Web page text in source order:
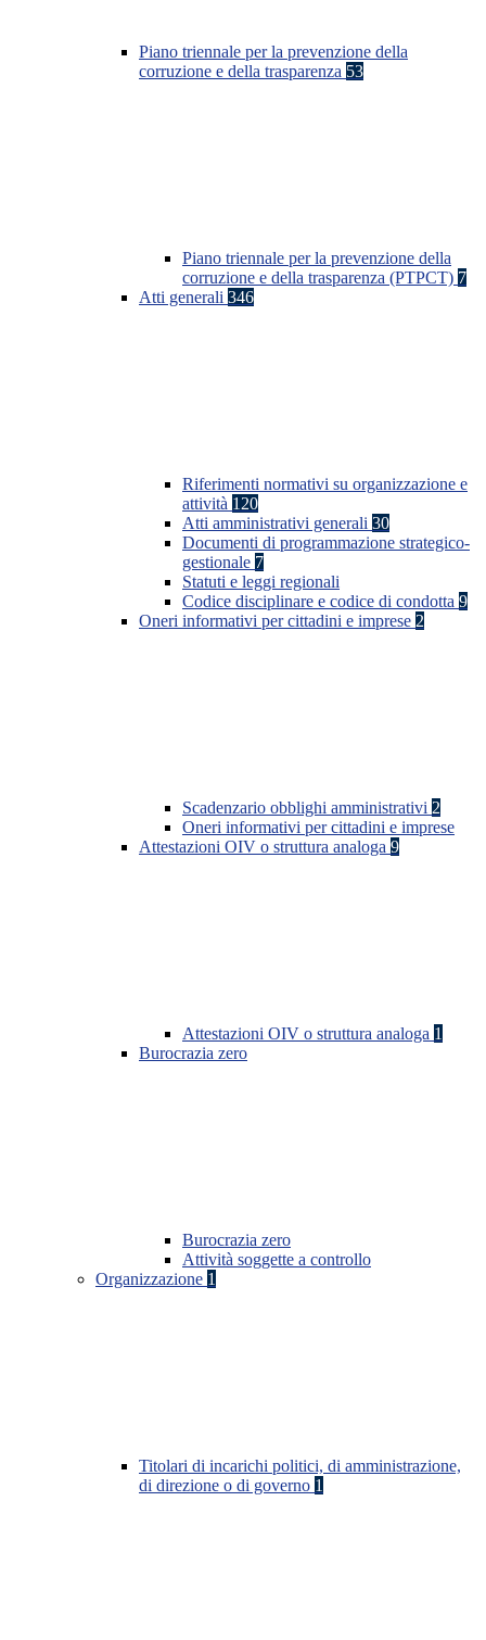
Piano triennale per la prevenzione della
corruzione e della trasparenza 53
Piano triennale per la prevenzione della
corruzione e della trasparenza (PTPCT) 7
Atti generali 346
Riferimenti normativi su organizzazione e
attività 120
Atti amministrativi generali 30
Documenti di programmazione strategico-
gestionale 7
Statuti e leggi regionali
Codice disciplinare e codice di condotta 9
Oneri informativi per cittadini e imprese 2
Scadenzario obblighi amministrativi 2
Oneri informativi per cittadini e imprese
Attestazioni OIV o struttura analoga 9
Attestazioni OIV o struttura analoga 1
Burocrazia zero
Burocrazia zero
Attività soggette a controllo
Organizzazione 1
Titolari di incarichi politici, di amministrazione,
di direzione o di governo 1